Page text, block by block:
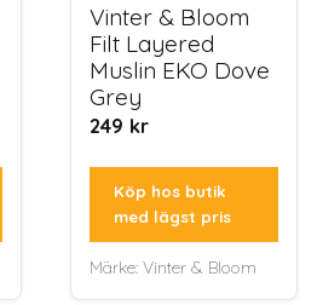
Vinter & Bloom
Filt Layered
Muslin EKO Dove
Grey
249 kr
Köp hos butik
med lägst pris
Märke: Vinter & Bloom